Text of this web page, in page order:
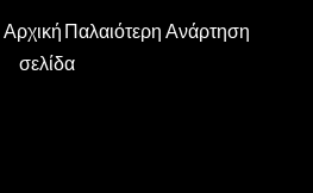
Παλαιότερη Ανάρτηση
Αρχική
σελίδα